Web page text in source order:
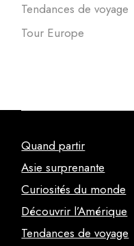
Tendances de voyage
Tour Europe
Quand partir
Asie surprenante
Curiosités du monde
Découvrir l’Amérique
Tendances de voyage